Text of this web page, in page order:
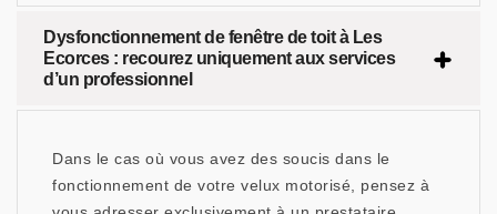
Dysfonctionnement de fenêtre de toit à Les
Ecorces : recourez uniquement aux services
d’un professionnel
Dans le cas où vous avez des soucis dans le
fonctionnement de votre velux motorisé, pensez à